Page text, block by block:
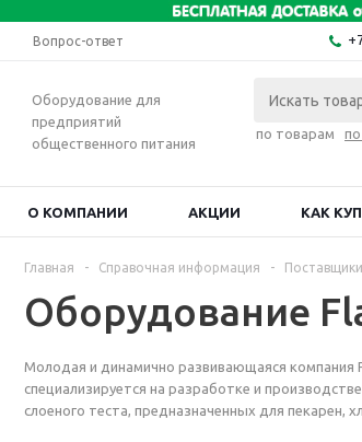
Вопрос-ответ
Оборудование для
предприятий
общественного питания
по товарам
О КОМПАНИИ АКЦИИ КАК
Главная - Справочная информация - Поставщики
Оборудование
Молодая и динамично развивающаяся компания
специализируется на разработке и
слоеного теста, предназначенных для пекарен,